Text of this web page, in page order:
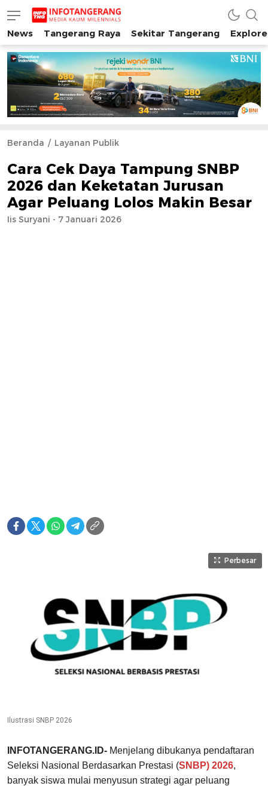
INFO TANGERANG
Media Kaum Millenials Tangerang Raya
News Tangerang Raya Sekitar Tangerang
Beranda Layanan Publik
Cara Cek Daya Tampung SNBP
2026 dan Keketatan Jurusan
Agar Peluang Lolos Makin Besar
Iis Suryani - 7 Januari 2026
Perbesar
Ilustrasi SNBP 2026
INFOTANGERANG.ID- Menjelang dibukanya pendaftaran
Seleksi Nasional Berdasarkan Prestasi (SNBP) 2026,
banyak siswa mulai menyusun strategi agar peluang